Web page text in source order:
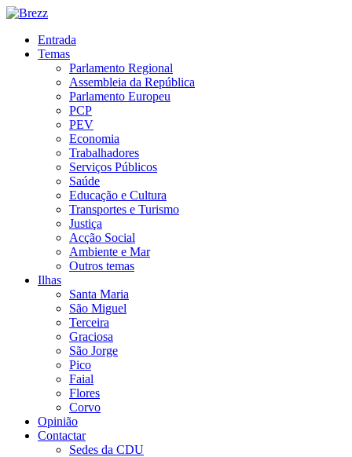
Entrada
Temas
Parlamento Regional
Assembleia da República
Parlamento Europeu
PCP
PEV
Economia
Trabalhadores
Serviços Públicos
Saúde
Educação e Cultura
Transportes e Turismo
Justiça
Acção Social
Ambiente e Mar
Outros temas
Ilhas
Santa Maria
São Miguel
Terceira
Graciosa
São Jorge
Pico
Faial
Flores
Corvo
Opinião
Contactar
Sedes da CDU